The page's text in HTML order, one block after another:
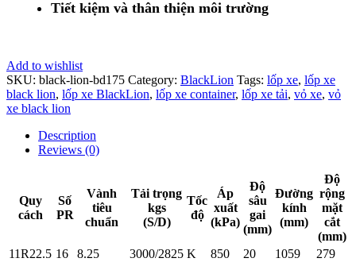
Tiết kiệm và thân thiện môi trường
Add to wishlist
SKU: black-lion-bd175 Category: BlackLion Tags: lốp xe, lốp xe
black lion, lốp xe BlackLion, lốp xe container, lốp xe tải, vỏ xe, vỏ
xe black lion
Description
Reviews (0)
Quy
cách
Số
PR
Vành
tiêu
chuẩn
Tải trọng
kgs
(S/D)
Tốc
độ
Áp
xuất
(kPa)
Độ
sâu
gai
(mm)
Đường
kính
(mm)
Độ
rộng
mặt
cắt
(mm)
11R22.5 16 8.25 3000/2825 K 850 20 1059
279